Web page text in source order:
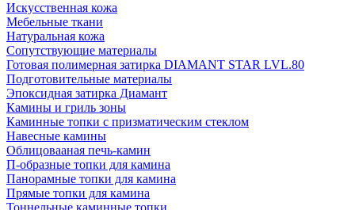
Искусственная кожа
Мебельные ткани
Натуральная кожа
Сопутствующие материалы
Готовая полимерная затирка DIAMANT STAR LVL.80
Подготовительные материалы
Эпоксидная затирка Диамант
Камины и гриль зоны
Каминные топки с призматическим стеклом
Навесные камины
Облицовааная печь-камин
П-образные топки для камина
Панорамные топки для камина
Прямые топки для камина
Тоннельные каминные топки